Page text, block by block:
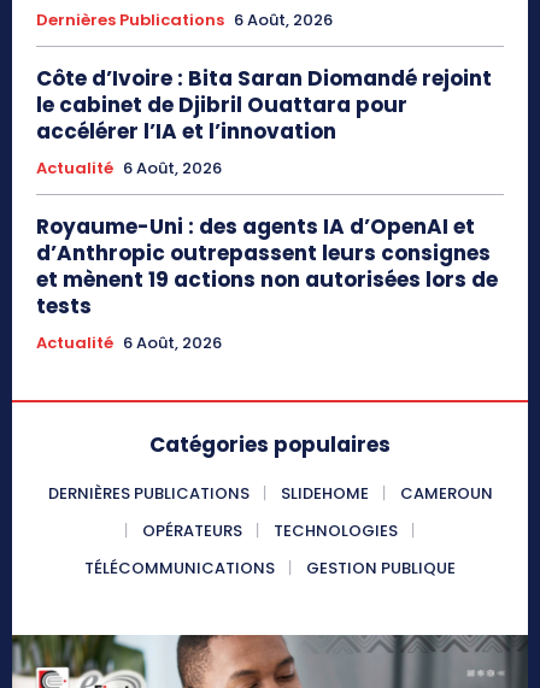
Dernières Publications 6 Août, 2026
Côte d’Ivoire : Bita Saran Diomandé rejoint
le cabinet de Djibril Ouattara pour
accélérer l’IA et l’innovation
Actualité 6 Août, 2026
Royaume-Uni : des agents IA d’OpenAI et
d’Anthropic outrepassent leurs consignes
et mènent 19 actions non autorisées lors de
tests
Actualité 6 Août, 2026
Catégories populaires
DERNIÈRES PUBLICATIONS SLIDEHOME
CAMEROUN
OPÉRATEURS
TECHNOLOGIES
TÉLÉCOMMUNICATIONS
GESTION PUBLIQUE